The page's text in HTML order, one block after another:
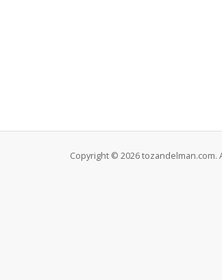
Copyright © 2026 tozandelman.com.